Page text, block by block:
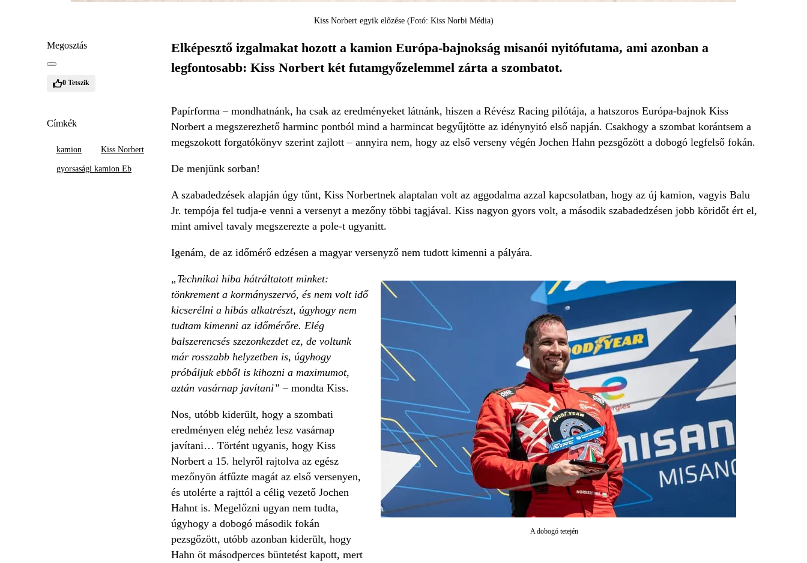
Kiss Norbert egyik előzése (Fotó: Kiss Norbi Média)
Megosztás
0 Tetszik
Címkék
kamion Kiss Norbert
gyorsasági kamion Eb
Elképesztő izgalmakat hozott a kamion Európa-bajnokság misanói nyitófutama, ami azonban a
legfontosabb: Kiss Norbert két futamgyőzelemmel zárta a szombatot.
Papírforma – mondhatnánk, ha csak az eredményeket látnánk, hiszen a Révész Racing pilótája, a hatszoros Európa-bajnok Kiss
Norbert a megszerezhető harminc pontból mind a harmincat begyűjtötte az idénynyitó első napján. Csakhogy a szombat korántsem a
megszokott forgatókönyv szerint zajlott – annyira nem, hogy az első verseny végén Jochen Hahn pezsgőzött a dobogó legfelső fokán.
De menjünk sorban!
A szabadedzések alapján úgy tűnt, Kiss Norbertnek alaptalan volt az aggodalma azzal kapcsolatban, hogy az új kamion, vagyis Balu
Jr. tempója fel tudja-e venni a versenyt a mezőny többi tagjával. Kiss nagyon gyors volt, a második szabadedzésen jobb köridőt ért el,
mint amivel tavaly megszerezte a pole-t ugyanitt.
Igenám, de az időmérő edzésen a magyar versenyző nem tudott kimenni a pályára.
A dobogó tetején
„Technikai hiba hátráltatott minket:
tönkrement a kormányszervó, és nem volt idő
kicserélni a hibás alkatrészt, úgyhogy nem
tudtam kimenni az időmérőre. Elég
balszerencsés szezonkezdet ez, de voltunk
már rosszabb helyzetben is, úgyhogy
próbáljuk ebből is kihozni a maximumot,
aztán vasárnap javítani” – mondta Kiss.
Nos, utóbb kiderült, hogy a szombati
eredményen elég nehéz lesz vasárnap
javítani… Történt ugyanis, hogy Kiss
Norbert a 15. helyről rajtolva az egész
mezőnyön átfűzte magát az első versenyen,
és utolérte a rajttól a célig vezető Jochen
Hahnt is. Megelőzni ugyan nem tudta,
úgyhogy a dobogó második fokán
pezsgőzött, utóbb azonban kiderült, hogy
Hahn öt másodperces büntetést kapott, mert